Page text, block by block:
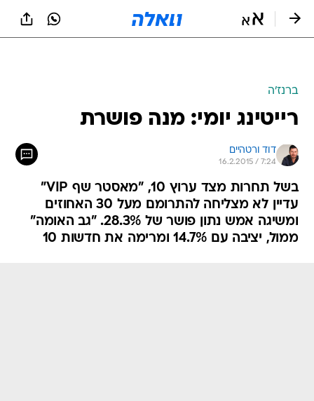
ברנז'ה
רייטינג יומי: מנה פושרת
דוד ורטהיים
16.2.2015 / 7:24
בשל תחרות מצד ערוץ 10, "מאסטר שף VIP"
עדיין לא מצליחה להתרומם מעל 30 האחוזים
ומשיגה אמש נתון פושר של 28.3%. "גב האומה"
ממול, יציבה עם 14.7% ומרימה את חדשות 10